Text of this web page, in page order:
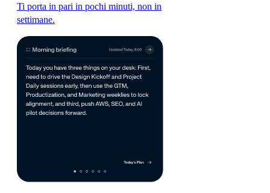
Ti porta in pari in pochi minuti, non in
settimane.